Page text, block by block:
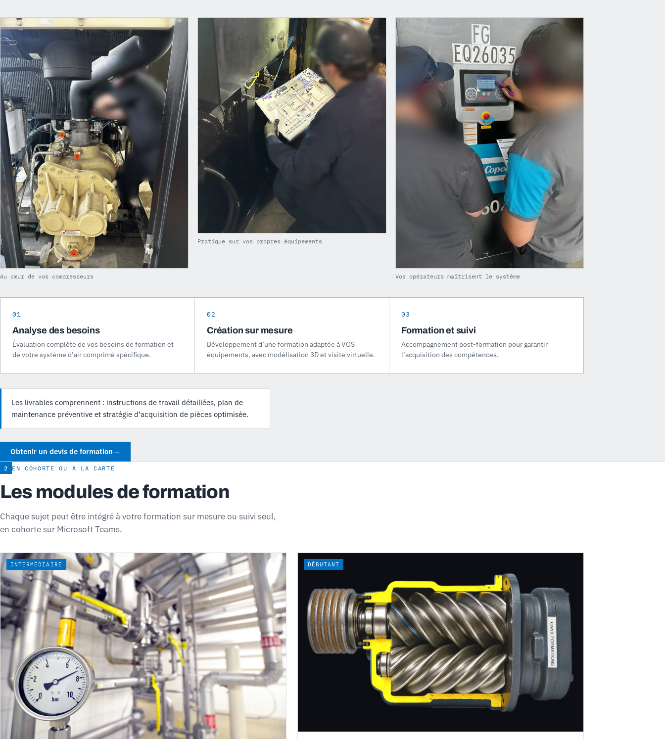
Au cœur de vos compresseurs
Pratique sur vos propres équipements
Vos opérateurs maîtrisent le système
01
Analyse des besoins
Évaluation complète de vos besoins de formation et
de votre système d’air comprimé spécifique.
02
Création sur mesure
Développement d’une formation adaptée à VOS
équipements, avec modélisation 3D et visite virtuelle.
03
Formation et suivi
Accompagnement post-formation pour garantir
l’acquisition des compétences.
Les livrables comprennent : instructions de travail détaillées, plan de
maintenance préventive et stratégie d’acquisition de pièces optimisée.
Obtenir un devis de formation →
2 EN COHORTE OU À LA CARTE
Les modules de formation
Chaque sujet peut être intégré à votre formation sur mesure ou suivi seul,
en cohorte sur Microsoft Teams.
INTERMÉDIAIRE DÉBUTANT